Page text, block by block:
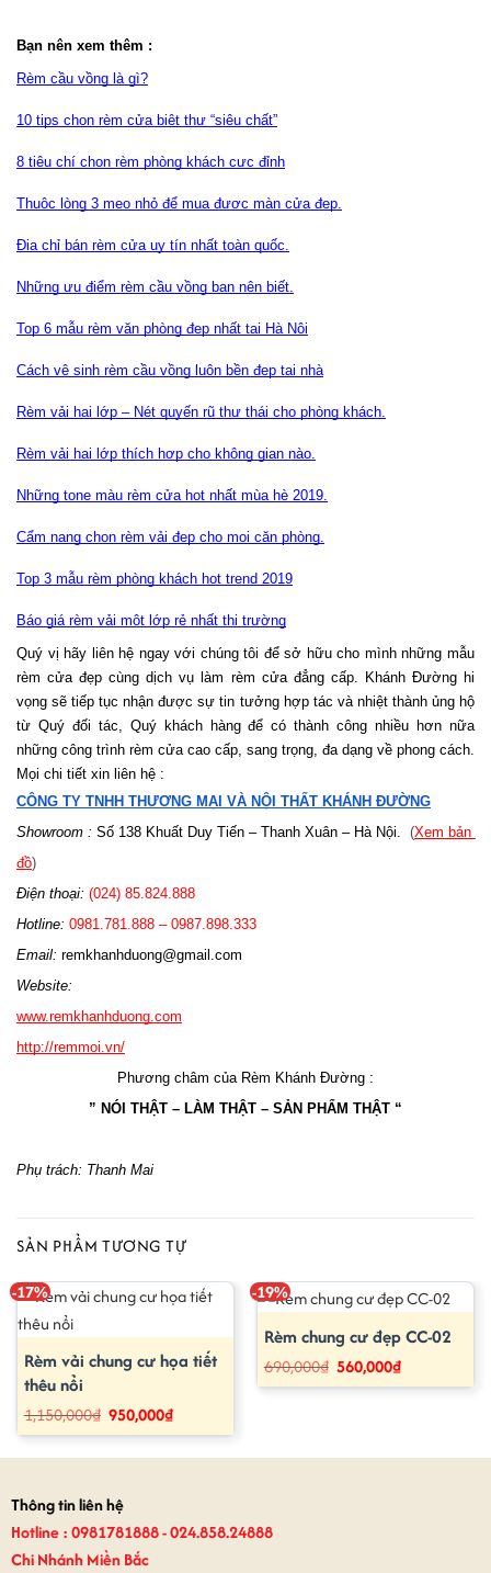
Bạn nên xem thêm :
Rèm cầu vồng là gì?
10 tips chọn rèm cửa biệt thự “siêu chất”
8 tiêu chí chọn rèm phòng khách cực đỉnh
Thuộc lòng 3 mẹo nhỏ để mua được màn cửa đẹp.
Địa chỉ bán rèm cửa uy tín nhất toàn quốc.
Những ưu điểm rèm cầu vồng bạn nên biết.
Top 6 mẫu rèm văn phòng đẹp nhất tại Hà Nội
Cách vệ sinh rèm cầu vồng luôn bền đẹp tại nhà
Rèm vải hai lớp – Nét quyến rũ thư thái cho phòng khách.
Rèm vải hai lớp thích hợp cho không gian nào.
Những tone màu rèm cửa hot nhất mùa hè 2019.
Cẩm nang chọn rèm vải đẹp cho mọi căn phòng.
Top 3 mẫu rèm phòng khách hot trend 2019
Báo giá rèm vải một lớp rẻ nhất thị trường
Quý vị hãy liên hệ ngay với chúng tôi để sở hữu cho mình những mẫu
rèm cửa đẹp cùng dịch vụ làm rèm cửa đẳng cấp. Khánh Đường hi
vọng sẽ tiếp tục nhận được sự tin tưởng hợp tác và nhiệt thành ủng hộ
từ Quý đối tác, Quý khách hàng để có thành công nhiều hơn nữa
những công trình rèm cửa cao cấp, sang trọng, đa dạng về phong cách.
Mọi chi tiết xin liên hệ :
CÔNG TY TNHH THƯƠNG MẠI VÀ NỘI THẤT KHÁNH ĐƯỜNG
Showroom : Số 138 Khuất Duy Tiến – Thanh Xuân – Hà Nội. (Xem bản
đồ)
Điện thoại: (024) 85.824.888
Hotline: 0981.781.888 – 0987.898.333
Email: remkhanhduong@gmail.com
Website:
www.remkhanhduong.com
http://remmoi.vn/
Phương châm của Rèm Khánh Đường :
” NÓI THẬT – LÀM THẬT – SẢN PHẨM THẬT “
Phụ trách: Thanh Mai
SẢN PHẨM TƯƠNG TỰ
-17%
Rèm vải chung cư họa tiết
thêu nổi
1,150,000₫ Giá
gốc
là:
1,150,000₫.
950,000₫Giá
hiện
tại
là:
-19%
Rèm chung cư đẹp CC-02
690,000₫ Giá
gốc
là:
560,000₫Giá
hiện
tại
Thông tin liên hệ
Hotline : 0981781888 - 024.858.24888
Chi Nhánh Miền Bắc